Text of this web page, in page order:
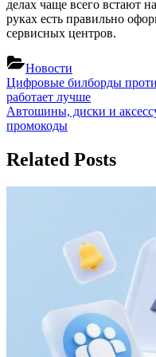
делах чаще всего встают
руках есть правильно
сервисных центров.
Новости
Навигация
по
записям
Previous
Post:
Цифровые билборды
работает лучше
Next
Post:
Автошины, диски и
промокоды
Related Posts